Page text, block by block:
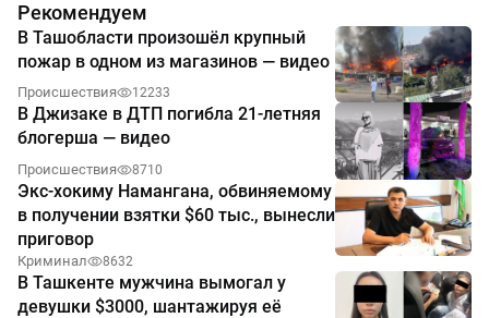
Рекомендуем
В Ташобласти произошёл крупный
пожар в одном из магазинов — видео
Происшествия 12233
В Джизаке в ДТП погибла 21-летняя
блогерша — видео
Происшествия 8710
Экс-хокиму Намангана, обвиняемому
в получении взятки $60 тыс., вынесли
приговор
Криминал 8632
В Ташкенте мужчина вымогал у
девушки $3000, шантажируя её